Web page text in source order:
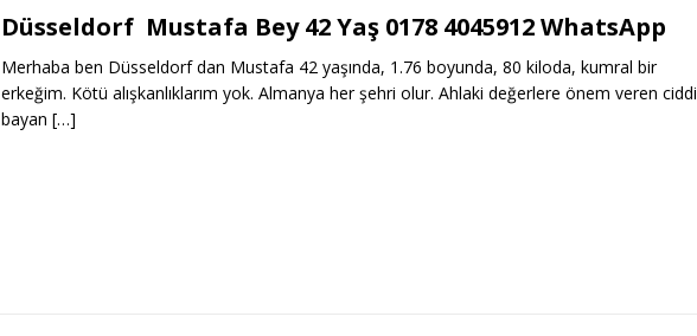
Düsseldorf Mustafa Bey 42 Yaş 0178 4045912 WhatsApp
Merhaba ben Düsseldorf dan Mustafa 42 yaşında, 1.76 boyunda, 80 kiloda, kumral bir
erkeğim. Kötü alışkanlıklarım yok. Almanya her şehri olur. Ahlaki değerlere önem veren ciddi
bayan […]